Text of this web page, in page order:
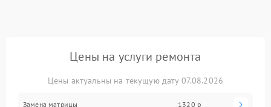
Цены на услуги ремонта
Цены актуальны на текущую дату 07.08.2026
Замена матрицы 1320 р